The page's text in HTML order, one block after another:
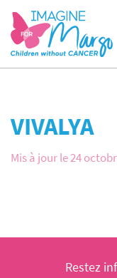
VIVALYA
Mis à jour le 24
Restez